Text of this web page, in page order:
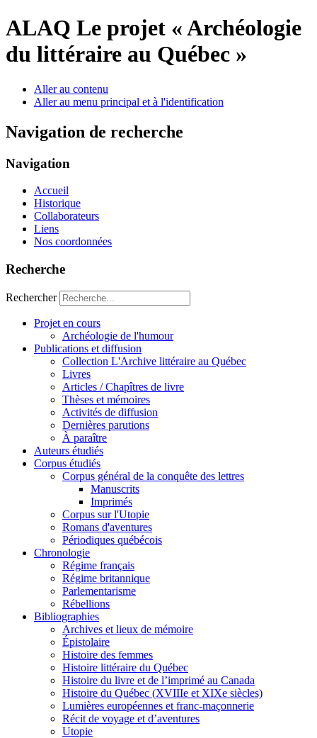
ALAQ Le projet « Archéologie
du littéraire au Québec »
Aller au contenu
Aller au menu principal et à l'identification
Navigation de recherche
Navigation
Accueil
Historique
Collaborateurs
Liens
Nos coordonnées
Recherche
Rechercher
Projet en cours
Archéologie de l'humour
Publications et diffusion
Collection L'Archive littéraire au Québec
Livres
Articles / Chapîtres de livre
Thèses et mémoires
Activités de diffusion
Dernières parutions
À paraître
Auteurs étudiés
Corpus étudiés
Corpus général de la conquête des lettres
Manuscrits
Imprimés
Corpus sur l'Utopie
Romans d'aventures
Périodiques québécois
Chronologie
Régime français
Régime britannique
Parlementarisme
Rébellions
Bibliographies
Archives et lieux de mémoire
Épistolaire
Histoire des femmes
Histoire littéraire du Québec
Histoire du livre et de l’imprimé au Canada
Histoire du Québec (XVIIIe et XIXe siècles)
Lumières européennes et franc-maçonnerie
Récit de voyage et d’aventures
Utopie